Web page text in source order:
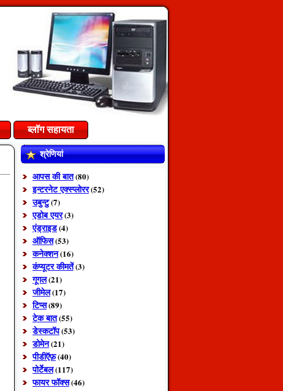
ब्लॉग सहायता
श्रेणियां
आपस की बात(80)
इन्टरनेट एक्स्प्लोरर(52)
उबुन्टु(7)
एडोब एयर(3)
एंड्राइड(4)
ऑफिस(53)
कनेक्शन(16)
कंप्यूटर कीमतें(3)
गूगल(21)
जीमेल(17)
टिप्स(89)
टेक बात(55)
डेस्कटॉप(53)
डोमेन(21)
पीडीऍफ़(40)
पोर्टेबल(117)
फायर फॉक्स(46)